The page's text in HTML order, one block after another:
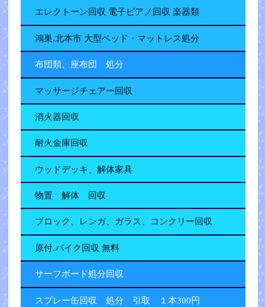
エレクトーン回収 電子ピアノ回収 楽器類
鴻巣.北本市 大型ベッド・マットレス処分
布団類、座布団 処分
マッサージチェアー回収
消火器回収
耐火金庫回収
ウッドデッキ、解体家具
物置 解体 回収
ブロック、レンガ、ガラス、コンクリー回収
原付.バイク回収 無料
サーフボード処分回収
スプレー缶回収 処分 引取 １本300円